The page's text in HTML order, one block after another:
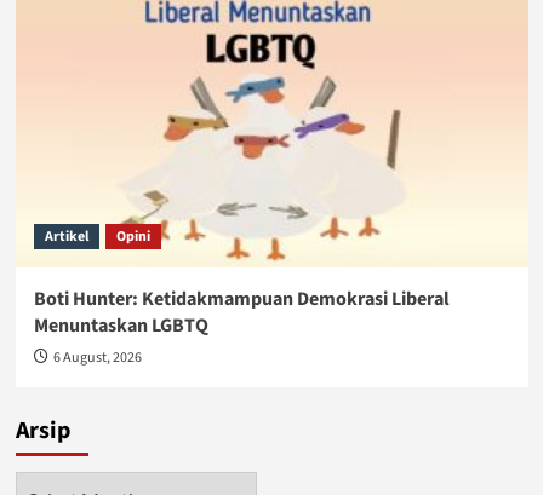
Artikel Opini
Boti Hunter: Ketidakmampuan Demokrasi Liberal
Menuntaskan LGBTQ
6 August, 2026
Arsip